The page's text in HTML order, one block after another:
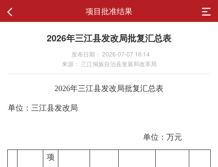
项目批准结果
2026年三江县发改局批复汇总表
发布日期： 2026-07-07 16:14
来源： 三江侗族自治县发展和改革局
2026年三江县发改局批复汇总表
单位：三江县发改局
单位：万元
项